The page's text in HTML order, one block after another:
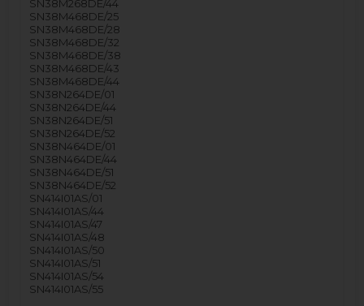
SN38M268DE/44
SN38M468DE/25
SN38M468DE/28
SN38M468DE/32
SN38M468DE/38
SN38M468DE/43
SN38M468DE/44
SN38N264DE/01
SN38N264DE/44
SN38N264DE/51
SN38N264DE/52
SN38N464DE/01
SN38N464DE/44
SN38N464DE/51
SN38N464DE/52
SN414I01AS/01
SN414I01AS/44
SN414I01AS/47
SN414I01AS/48
SN414I01AS/50
SN414I01AS/51
SN414I01AS/54
SN414I01AS/55